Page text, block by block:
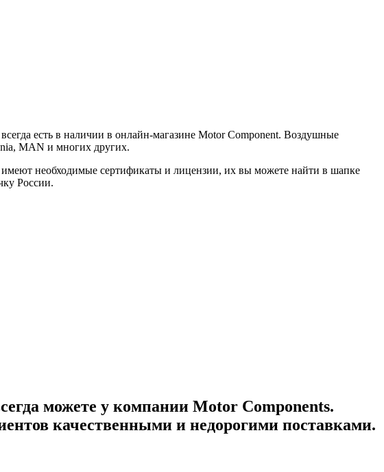
есть в наличии в онлайн-магазине Motor Component. Воздушные
MAN и многих других.
имеют необходимые сертификаты и лицензии, их вы можете найти в шапке
России.
можете у компании Motor Components.
качественными и недорогими поставками.